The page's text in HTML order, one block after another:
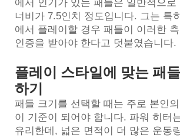
에서 인기가 있는 패들은 일반적으로
너비가 7.5인치 정도입니다. 그는 특
에서 플레이할 경우 패들이 이러한
인증을 받아야 한다고 덧붙였습니다.
플레이 스타일에 맞는 패
하기
패들 크기를 선택할 때는 주로 본인
이 기준이 되어야 합니다. 파워 히터
유리한데, 넓은 면적이 더 많은 운동